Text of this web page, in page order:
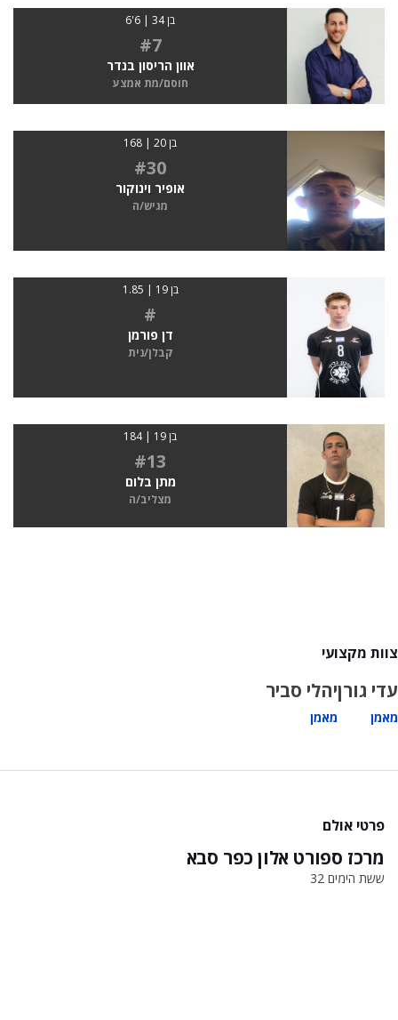
בן 34 | 6'6
#7
אוון הריסון בנדר
חוסם/מת אמצע
בן 20 | 168
#30
אופיר וינוקור
מגיש/ה
בן 19 | 1.85
#
דן פורמן
קבלן/נית
בן 19 | 184
#13
מתן בלום
מצליב/ה
צוות מקצועי
עדי גורן
מאמן
יהלי סביר
מאמן
פרטי אולם
מרכז ספורט אלון כפר סבא
ששת הימים 32